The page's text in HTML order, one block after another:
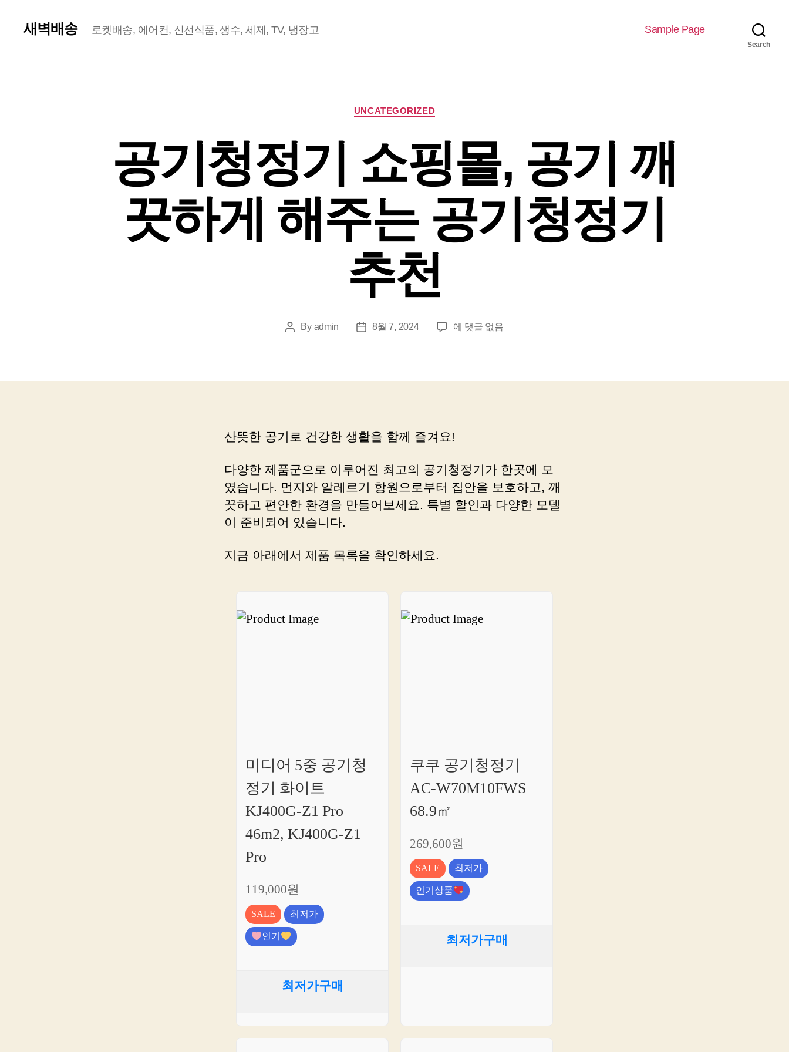
새벽배송 로켓배송, 에어컨, 신선식품, 생수, 세제, TV, 냉장고 Sample Page
Search
Categories
UNCATEGORIZED
공기청정기 쇼핑몰, 공기 깨
끗하게 해주는 공기청정기
추천
PostBy admin
Post8월 7, 2024
공
기
공
깨
끗
하
게
청
기
에 댓글 없음
산뜻한 공기로 건강한 생활을 함께 즐겨요!
다양한 제품군으로 이루어진 최고의 공기청정기가 한곳에 모
였습니다. 먼지와 알레르기 항원으로부터 집안을 보호하고, 깨
끗하고 편안한 환경을 만들어보세요. 특별 할인과 다양한 모델
이 준비되어 있습니다.
지금 아래에서 제품 목록을 확인하세요.
미디어 5중 공기청
정기 화이트
KJ400G-Z1 Pro
46m2, KJ400G-Z1
Pro
119,000원
SALE
최저가
인기
최저가구매
쿠쿠 공기청정기
AC-W70M10FWS
68.9㎡
269,600원
SALE
최저가
인기상품
최저가구매